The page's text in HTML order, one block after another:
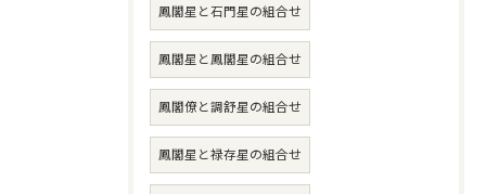
鳳閣星と石門星の組合せ
鳳閣星と鳳閣星の組合せ
鳳閣僚と調舒星の組合せ
鳳閣星と禄存星の組合せ